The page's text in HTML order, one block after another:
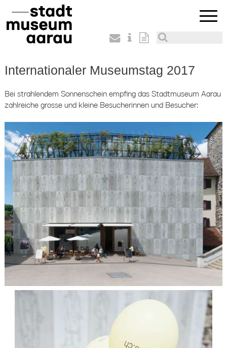
Internationaler Museumstag 2017
Bei strahlendem Sonnenschein empfing das Stadtmuseum Aarau
zahlreiche grosse und kleine Besucherinnen und Besucher: